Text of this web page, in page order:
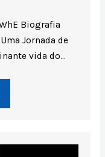
Biografia
Jornada de
vida do…